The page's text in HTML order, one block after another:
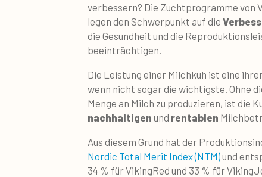
verbessern? Die Zuchtprogramme von
legen den Schwerpunkt auf die
die Gesundheit und die
beeinträchtigen.
Die Leistung einer Milchkuh ist eine
wenn nicht sogar die wichtigste. Ohne
Menge an Milch zu produzieren, ist die
nachhaltigen und rentablen
Aus diesem Grund hat der
Nordic Total Merit Index (NTM)und
34 % für VikingRed und 33 % für